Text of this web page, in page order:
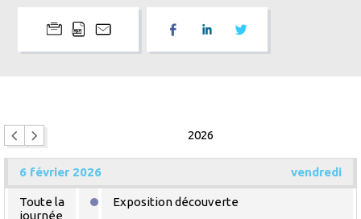
2026
6 février 2026 vendredi
Toute la
journée
Exposition découverte